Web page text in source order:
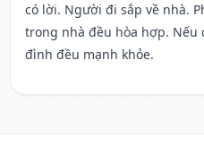
có lời. Người đi sắp về nhà.
trong nhà đều hòa hợp. Nếu
đình đều mạnh khỏe.